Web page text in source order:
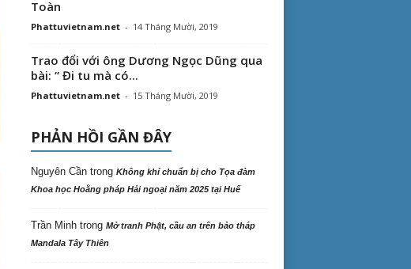
Toàn
Phattuvietnam.net - 14 Tháng Mười, 2019
Trao đổi với ông Dương Ngọc Dũng qua
bài: “ Đi tu mà có...
Phattuvietnam.net - 15 Tháng Mười, 2019
PHẢN HỒI GẦN ĐÂY
Nguyên Cầntrong Không khí chuẩn bị cho Tọa đàm
Khoa học Hoằng pháp Hải ngoại năm 2025 tại Huế
Trần Minhtrong Mở tranh Phật, cầu an trên bảo tháp
Mandala Tây Thiên